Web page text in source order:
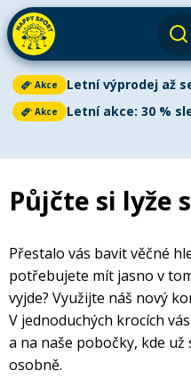
Váš košík
Výprodej
E-shop
Cyklistika
Dětská kola
Horská kola
Paddleboard
Pádla
Kajaky a kanoe
Venkovní
Půjčovna
Kajaky
Kola
Cyklosedačky
Kola
Lyže
Snowboardy
Výkup
Kola
Zimního
Blog
Prodejny a kontakt
Akce Letní výprodej až
Akce
Letní akce: 30 %
Akce Letní výprodej až
paddleboardech,
nabídce najdete
nové
Akce platí do
Zjistit více
Akce
Půjčte si lyže
Přestalo vás bavit věčné
potřebujete mít jasno v
vyjde? Využijte náš nový
V jednoduchých krocích
a na naše pobočky, kde
osobně.